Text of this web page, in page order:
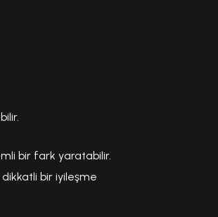
bir fark yaratabilir.
bir iyileşme